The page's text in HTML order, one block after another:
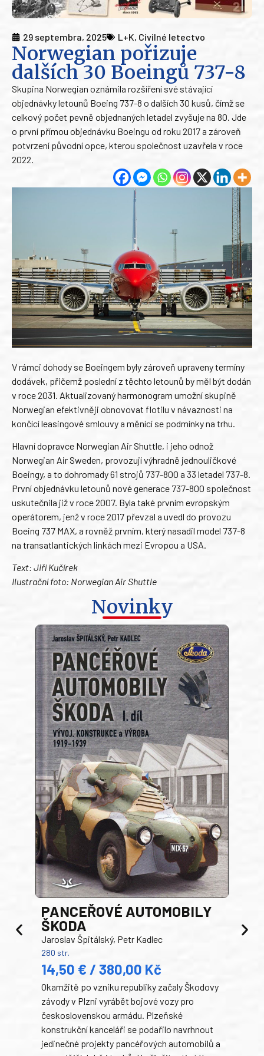
29 septembra, 2025 L+K, Civilné letectvo
Norwegian pořizuje
dalších 30 Boeingů 737-8
Skupina Norwegian oznámila rozšíření své stávající
objednávky letounů Boeing 737-8 o dalších 30 kusů, čímž se
celkový počet pevně objednaných letadel zvyšuje na 80. Jde
o první přímou objednávku Boeingu od roku 2017 a zároveň
potvrzení původní opce, kterou společnost uzavřela v roce
2022.
V rámci dohody se Boeingem byly zároveň upraveny termíny
dodávek, přičemž poslední z těchto letounů by měl být dodán
v roce 2031. Aktualizovaný harmonogram umožní skupině
Norwegian efektivněji obnovovat flotilu v návaznosti na
končící leasingové smlouvy a měnící se podmínky na trhu.
Hlavní dopravce Norwegian Air Shuttle, i jeho odnož
Norwegian Air Sweden, provozují výhradně jednouličkové
Boeingy, a to dohromady 61 strojů 737-800 a 33 letadel 737-8.
První objednávku letounů nové generace 737-800 společnost
uskutečnila již v roce 2007. Byla také prvním evropským
operátorem, jenž v roce 2017 převzal a uvedl do provozu
Boeing 737 MAX, a rovněž prvním, který nasadil model 737-8
na transatlantických linkách mezi Evropou a USA.
Text: Jiří Kučírek
Ilustrační foto: Norwegian Air Shuttle
Novinky
PANCEŘOVÉ AUTOMOBILY
ŠKODA
Jaroslav Špitálský, Petr Kadlec
280 str.
14,50 € / 380,00 Kč
Okamžitě po vzniku republiky začaly Škodovy
závody v Plzni vyrábět bojové vozy pro
československou armádu. Plzeňské
konstrukční kanceláři se podařilo navrhnout
jedinečné projekty pancéřových automobilů a